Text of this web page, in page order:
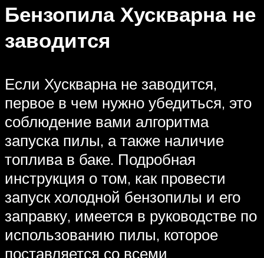
Бензопила Хускварна не
заводится
Если Хускварна не заводится,
первое в чем нужно убедиться, это
соблюдение вами алгоритма
запуска пилы, а также наличие
топлива в баке. Подробная
инструкция о том, как провести
запуск холодной бензопилы и его
заправку, имеется в руководстве по
использованию пилы, которое
поставляется со всеми